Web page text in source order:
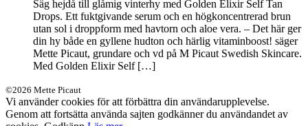
Säg hejdå till glåmig vinterhy med Golden Elixir Self Tan
Drops. Ett fuktgivande serum och en högkoncentrerad brun
utan sol i droppform med havtorn och aloe vera. – Det här ger
din hy både en gyllene hudton och härlig vitaminboost! säger
Mette Picaut, grundare och vd på M Picaut Swedish Skincare.
Med Golden Elixir Self […]
©2026 Mette Picaut
Vi använder cookies för att förbättra din användarupplevelse.
Genom att fortsätta använda sajten godkänner du användandet av